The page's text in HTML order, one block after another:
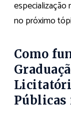
especialização
no próximo
Como
Públicas